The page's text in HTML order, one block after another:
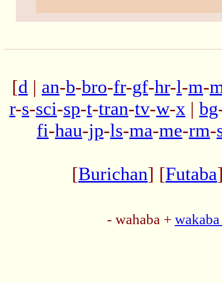
[d | an-b-bro-fr-gf-hr-l-m-
r-s-sci-sp-t-tran-tv-w-x | bg
fi-hau-jp-ls-ma-me-rm-
[Burichan] [Futaba
- wahaba +